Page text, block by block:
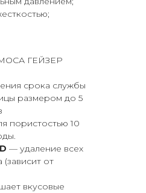
ГЕЙЗЕР
срока службы
размером до 5
пористостью 10
— удаление всех
от
вкусовые